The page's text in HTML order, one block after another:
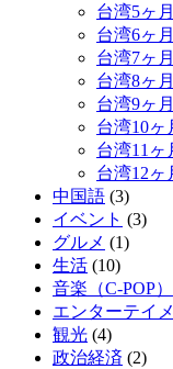
台湾5ヶ
台湾6ヶ
台湾7ヶ
台湾8ヶ
台湾9ヶ
台湾10ヶ
台湾11ヶ
台湾12ヶ
中国語 (3)
イベント (3)
グルメ (1)
生活 (10)
音楽（C-POP）
エンターテイ
観光 (4)
政治経済 (2)